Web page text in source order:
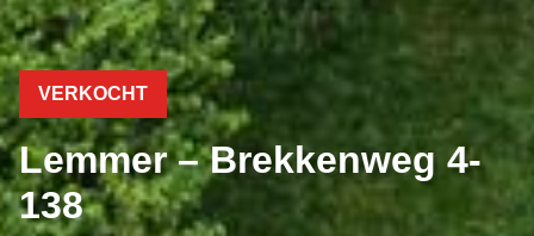
VERKOCHT
Lemmer – Brekkenweg 4-
138